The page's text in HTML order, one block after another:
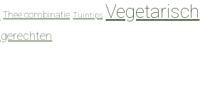
Thee combinatie Tuintips Vegetarisch